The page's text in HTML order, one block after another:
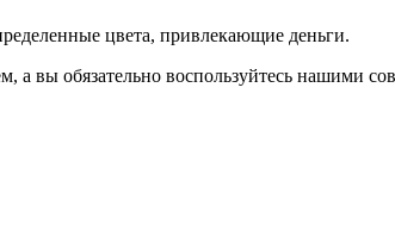
цвета, привлекающие деньги.
вы обязательно воспользуйтесь нашими